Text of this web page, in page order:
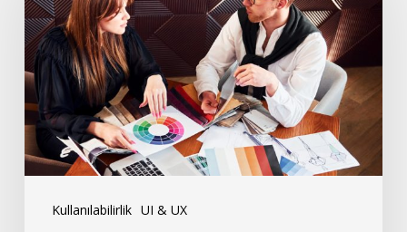
Kullanılabilirlik UI & UX
İkonların
Gücü
ve
Kullanımı